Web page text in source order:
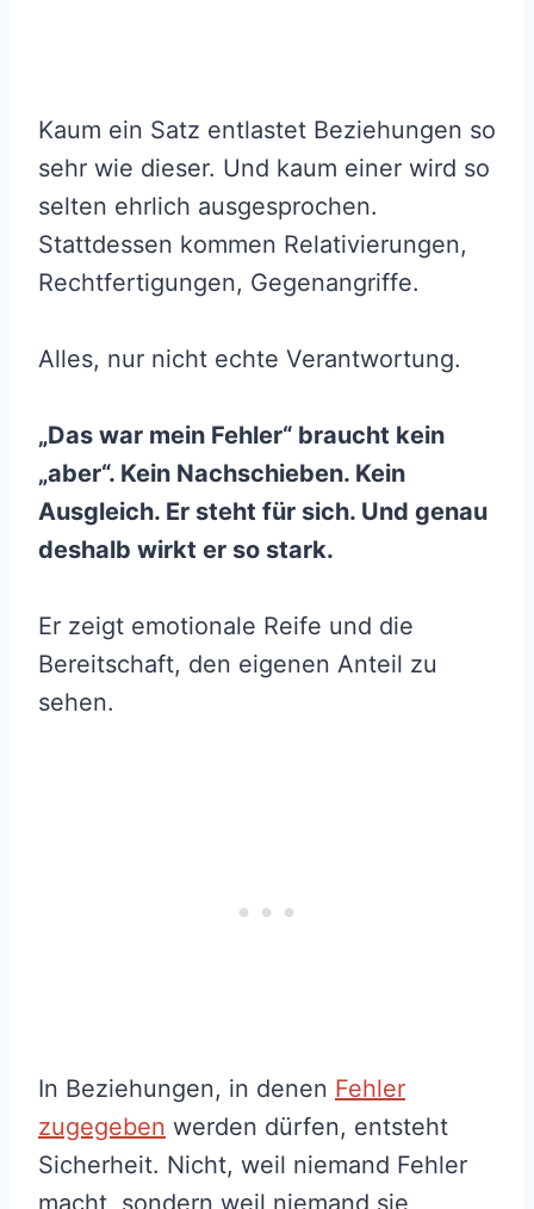
Kaum ein Satz entlastet Beziehungen so
sehr wie dieser. Und kaum einer wird so
selten ehrlich ausgesprochen.
Stattdessen kommen Relativierungen,
Rechtfertigungen, Gegenangriffe.
Alles, nur nicht echte Verantwortung.
„Das war mein Fehler“ braucht kein
„aber“. Kein Nachschieben. Kein
Ausgleich. Er steht für sich. Und genau
deshalb wirkt er so stark.
Er zeigt emotionale Reife und die
Bereitschaft, den eigenen Anteil zu
sehen.
In Beziehungen, in denen Fehler
zugegeben werden dürfen, entsteht
Sicherheit. Nicht, weil niemand Fehler
macht, sondern weil niemand sie